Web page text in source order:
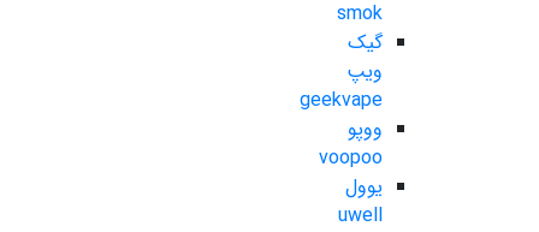
smok
گیک
ویپ
geekvape
ووپو
voopoo
یوول
uwell